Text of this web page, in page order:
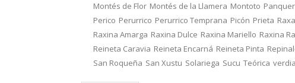
Montés de Flor Montés de la Llamera Montoto
Perico Perurrico Perurrico Temprana Picón Prieta
Raxina Amarga Raxina Dulce Raxina Mariello Raxina
Reineta Caravia Reineta Encarná Reineta Pinta
San Roqueña San Xustu Solariega Sucu Teórica